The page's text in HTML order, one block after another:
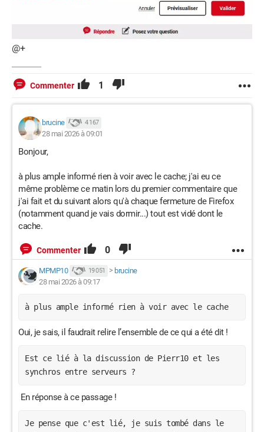
@+
Commenter 1
brucine 4 167
28 mai 2026 à 09:01
Bonjour,
à plus ample informé rien à voir avec le cache; j'ai eu ce
même problème ce matin lors du premier commentaire que
j'ai fait et du suivant alors qu'à chaque fermeture de Firefox
(notamment quand je vais dormir...) tout est vidé dont le
cache.
Commenter 0
MPMP10 19 051 > brucine
28 mai 2026 à 09:17
à plus ample informé rien à voir avec le cache
Oui, je sais, il faudrait relire l’ensemble de ce qui a été dit !
Est ce lié à la discussion de Pierr10 et les
synchros entre serveurs ?
En réponse à ce passage !
Je pense que c'est lié, je suis tombé dans le